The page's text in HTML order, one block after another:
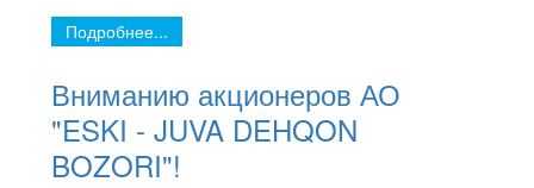
Подробнее...
Вниманию акционеров АО
"ESKI - JUVA DEHQON
BOZORI"!